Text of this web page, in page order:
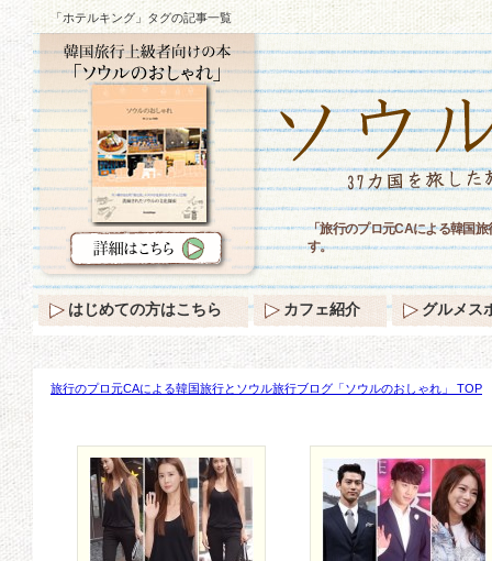
「ホテルキング」タグの記事一覧
旅行のプロ元CAによる韓国旅行とソウル旅行ブログ「ソウルのおしゃれ」 TOP
「旅行のプロ元CAによる韓国
す。
はじめての方はこちら カフェ紹介 グルメス